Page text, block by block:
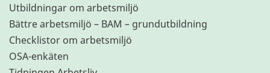
Utbildningar om arbetsmiljö
Bättre arbetsmiljö – BAM – grundutbildning
Checklistor om arbetsmiljö
OSA-enkäten